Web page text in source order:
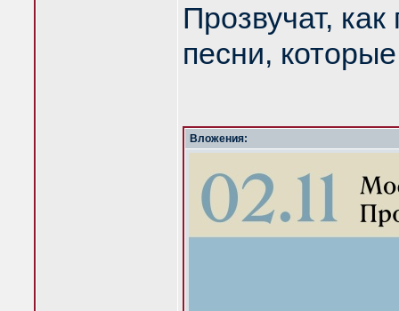
Прозвучат,
песни,
Вложения: